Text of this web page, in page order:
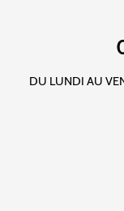
DU LUNDI AU